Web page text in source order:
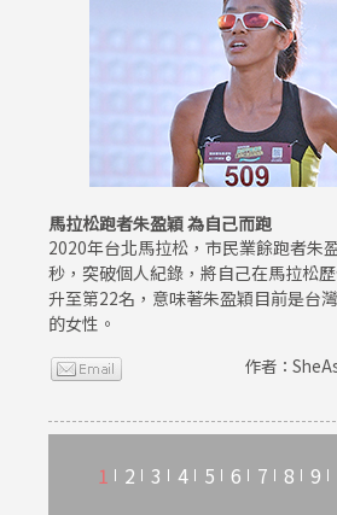
馬拉松跑者朱盈穎 為自己而跑
2020年台北馬拉松，市民業餘跑者朱
秒，突破個人紀錄，將自己在馬拉松
升至第22名，意味著朱盈穎目前是台
的女性。
作者：
1 2 3 4 5 6 7 8 9